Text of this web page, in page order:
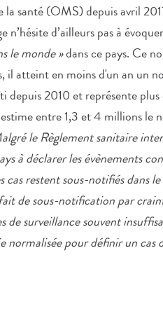
la santé (OMS) depuis avril
n’hésite d’ailleurs pas à évoquer
le monde »dans ce pays. Ce
il atteint en moins d'un an un
depuis 2010 et représente
entre 1,3 et 4 millions le
le Règlement sanitaire
à déclarer les évènements
cas restent sous-notifiés dans
de sous-notification par
de surveillance souvent
normalisée pour définir un cas